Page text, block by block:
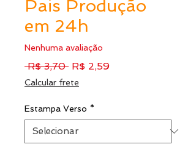
Pais Produção
em 24h
Nenhuma avaliação
R$ 3,70 Preço
R$ 2,59Preço
Calcular frete
Estampa Verso *